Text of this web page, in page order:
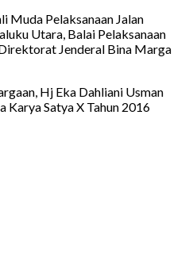
Muda Pelaksanaan Jalan
Utara, Balai Pelaksanaan
Jenderal Bina Marga
Hj Eka Dahliani Usman
Karya Satya X Tahun 2016